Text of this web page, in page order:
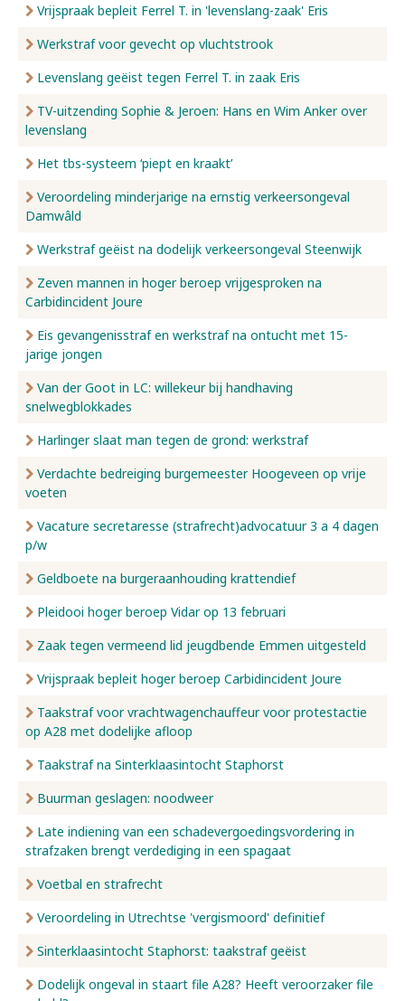
Vrijspraak bepleit Ferrel T. in 'levenslang-zaak' Eris
Werkstraf voor gevecht op vluchtstrook
Levenslang geëist tegen Ferrel T. in zaak Eris
TV-uitzending Sophie & Jeroen: Hans en Wim Anker over
levenslang
Het tbs-systeem ‘piept en kraakt’
Veroordeling minderjarige na ernstig verkeersongeval
Damwâld
Werkstraf geëist na dodelijk verkeersongeval Steenwijk
Zeven mannen in hoger beroep vrijgesproken na
Carbidincident Joure
Eis gevangenisstraf en werkstraf na ontucht met 15-
jarige jongen
Van der Goot in LC: willekeur bij handhaving
snelwegblokkades
Harlinger slaat man tegen de grond: werkstraf
Verdachte bedreiging burgemeester Hoogeveen op vrije
voeten
Vacature secretaresse (strafrecht)advocatuur 3 a 4 dagen
p/w
Geldboete na burgeraanhouding krattendief
Pleidooi hoger beroep Vidar op 13 februari
Zaak tegen vermeend lid jeugdbende Emmen uitgesteld
Vrijspraak bepleit hoger beroep Carbidincident Joure
Taakstraf voor vrachtwagenchauffeur voor protestactie
op A28 met dodelijke afloop
Taakstraf na Sinterklaasintocht Staphorst
Buurman geslagen: noodweer
Late indiening van een schadevergoedingsvordering in
strafzaken brengt verdediging in een spagaat
Voetbal en strafrecht
Veroordeling in Utrechtse 'vergismoord' definitief
Sinterklaasintocht Staphorst: taakstraf geëist
Dodelijk ongeval in staart file A28? Heeft veroorzaker file